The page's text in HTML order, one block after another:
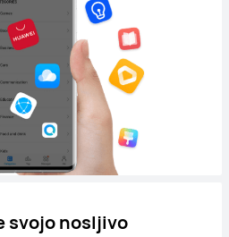
svojo nosljivo